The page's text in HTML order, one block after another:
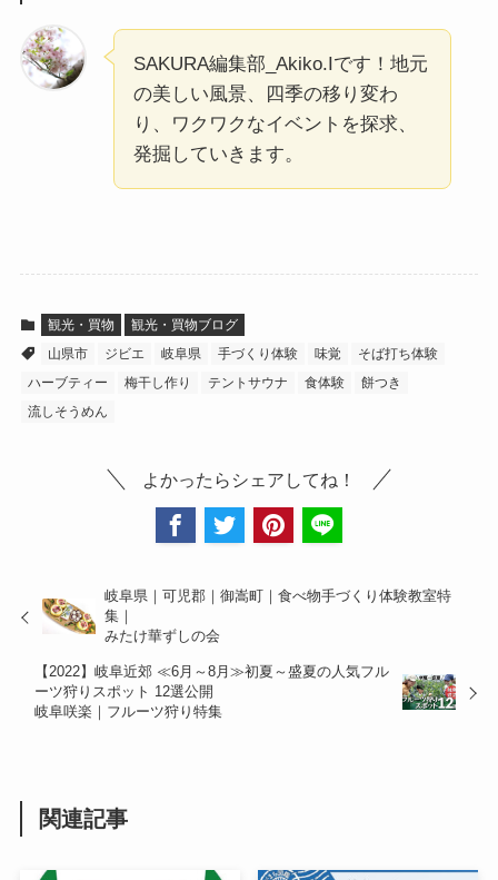
SAKURA編集部_Akiko.Iです！地元
の美しい風景、四季の移り変わ
り、ワクワクなイベントを探求、
発掘していきます。
観光・買物
観光・買物ブログ
山県市
ジビエ 岐阜県 手づくり体験 味覚
そば打ち体験
ハーブティー
梅干し作り テントサウナ 食体験
餅つき
流しそうめん
よかったらシェアしてね！
岐阜県｜可児郡｜御嵩町｜食べ物手づくり体験教室特
集｜
みたけ華ずしの会
【2022】岐阜近郊 ≪6月～8月≫初夏～盛夏の人気フル
ーツ狩りスポット 12選公開
岐阜咲楽｜フルーツ狩り特集
関連記事